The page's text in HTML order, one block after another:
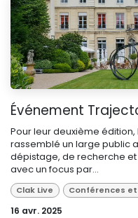
Événement
Pour leur deuxième
rassemblé un large public
dépistage, de recherche
avec un focus par...
Clak Live Conférences
16 avr. 2025